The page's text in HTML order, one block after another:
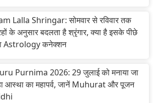
Lalla Shringar: सोमवार से रविवार तक
के अनुसार बदलता है श्रृंगार, क्या है इसके पीछे
Astrology कनेक्शन
Purnima 2026: 29 जुलाई को मनाया जा
आस्था का महापर्व, जानें Muhurat और पूजन